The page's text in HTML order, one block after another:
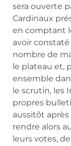
sera ouverte
Cardinaux
en comptant
avoir
nombre de
le plateau et,
ensemble
le scrutin, les
propres
aussitôt
rendre alors
leurs votes,